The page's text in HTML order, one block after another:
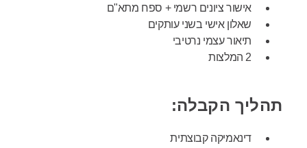
אישור ציונים רשמי + ספח מתא"ם
שאלון אישי בשני עותקים
תיאור עצמי נרטיבי
2 המלצות
תהליך הקבלה:
דינאמיקה קבוצתית